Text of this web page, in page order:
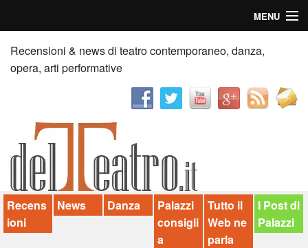
MENU
Home
Recensioni
News
Palazzi consiglia
Video
Chi siamo
Recensioni & news di teatro contemporaneo, danza,
opera, arti performative
Recens
ioni
News Danza
Palazzi
consigli
a
Tutto il
Web ne
parla
I Post di
Palazzi